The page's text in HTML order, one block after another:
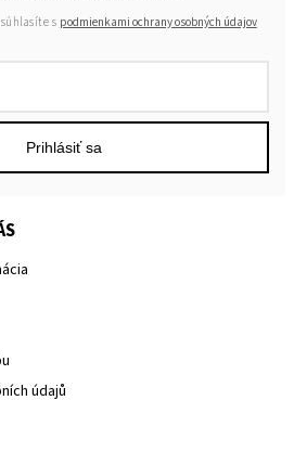
údajů
s podmienkami ochrany osobných údajov
Prihlásiť sa